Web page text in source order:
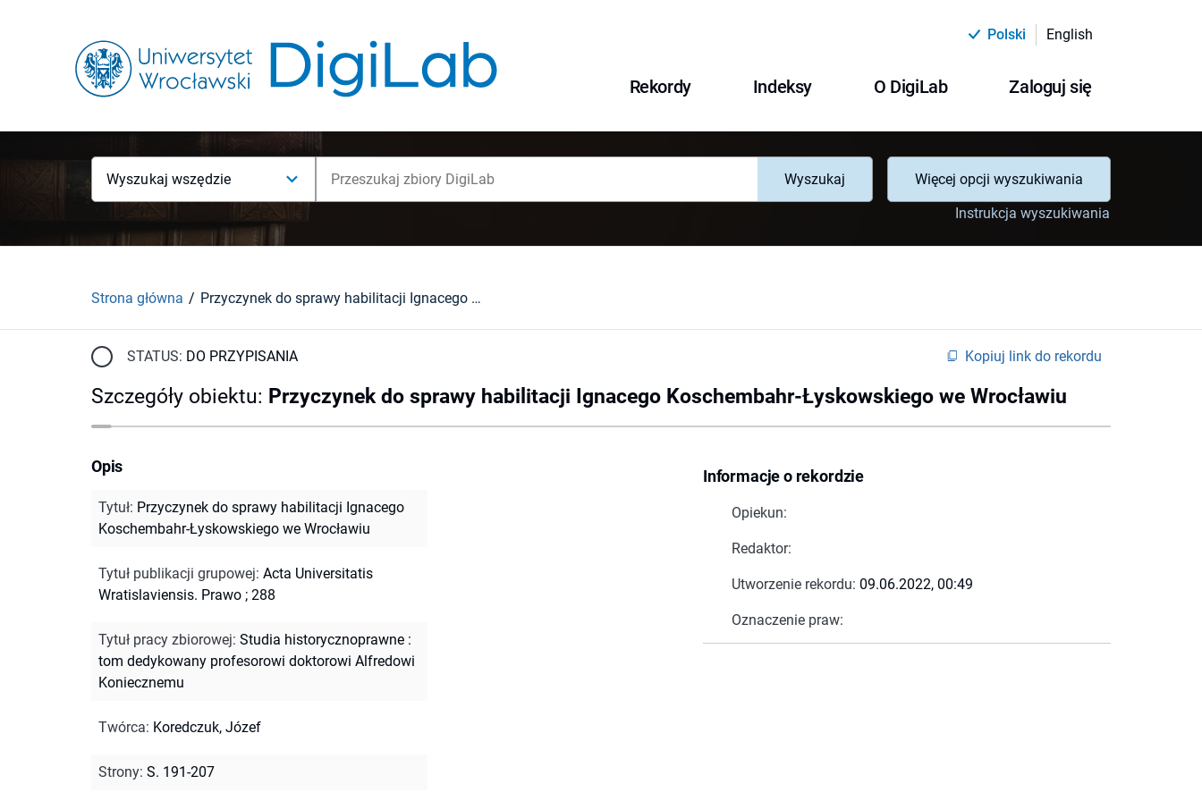
Polski English
Rekordy Indeksy O DigiLab Zaloguj się
Wyszukaj wszędzie Wyszukaj
Więcej opcji wyszukiwania
Instrukcja wyszukiwania
Strona główna Przyczynek do sprawy habilitacji Ignacego Koschembahr-Łyskowskiego we Wrocławiu
STATUS: DO PRZYPISANIA Kopiuj link do rekordu
Szczegóły obiektu: Przyczynek do sprawy habilitacji Ignacego Koschembahr-Łyskowskiego we Wrocławiu
Informacje o rekordzie
Opiekun:
Redaktor:
Utworzenie rekordu: 09.06.2022, 00:49
Oznaczenie praw:
Opis
Tytuł: Przyczynek do sprawy habilitacji Ignacego
Koschembahr-Łyskowskiego we Wrocławiu
Tytuł publikacji grupowej: Acta Universitatis
Wratislaviensis. Prawo ; 288
Tytuł pracy zbiorowej: Studia historycznoprawne :
tom dedykowany profesorowi doktorowi Alfredowi
Koniecznemu
Twórca: Koredczuk, Józef
Strony: S. 191-207